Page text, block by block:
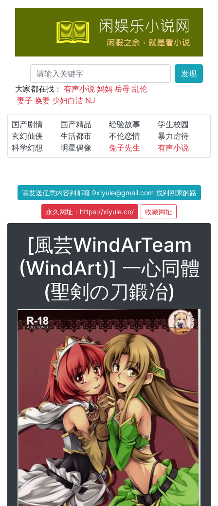
发现
大家都在找： 有声小说 妈妈 岳母 乱伦
妻子 换妻 少妇白洁 NJ
国产剧情 国产精品 经验故事
学生校园
玄幻仙侠
生活都市 不伦恋情
暴力虐待
科学幻想
明星偶像 兔子先生 有声小说
请发送任意内容到邮箱 9xiyule@gmail.com 找到回家的路
永久网址：https://xiyule.co/ 收藏网址
[風芸WindArTeam
(WindArt)] 一心同體
(聖剣の刀鍛冶)